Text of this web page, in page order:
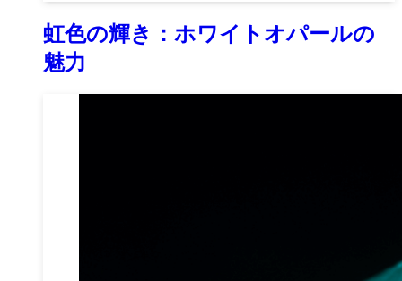
虹色の輝き：ホワイトオパールの
魅力